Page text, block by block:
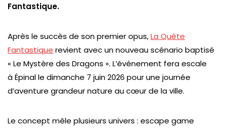
Fantastique.
Après le succès de son premier opus,La Quête
Fantastique revient avec un nouveau scénario baptisé
« Le Mystère des Dragons ». L’événement fera escale
à Épinal le dimanche 7 juin 2026 pour une journée
d’aventure grandeur nature au cœur de la ville.
Le concept mêle plusieurs univers : escape game